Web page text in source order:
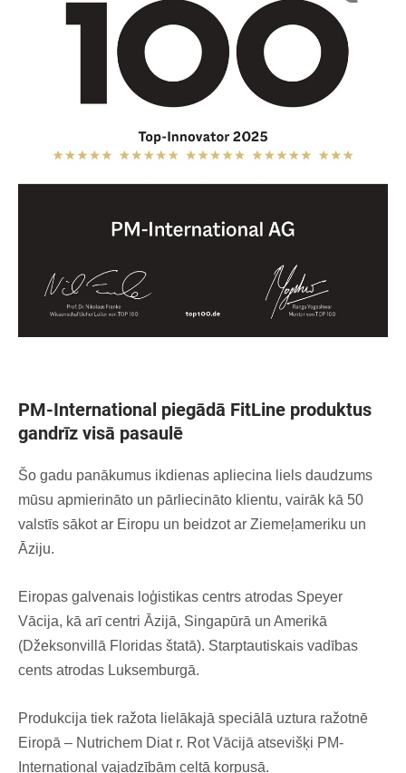
PM-International piegādā FitLine produktus
gandrīz visā pasaulē
Šo gadu panākumus ikdienas apliecina liels daudzums
mūsu apmierināto un pārliecināto klientu, vairāk kā 50
valstīs sākot ar Eiropu un beidzot ar Ziemeļameriku un
Āziju.
Eiropas galvenais loģistikas centrs atrodas Speyer
Vācija, kā arī centri Āzijā, Singapūrā un Amerikā
(Džeksonvillā Floridas štatā). Starptautiskais vadības
cents atrodas Luksemburgā.
Produkcija tiek ražota lielākajā speciālā uztura ražotnē
Eiropā – Nutrichem Diat r. Rot Vācijā atsevišķi PM-
International vajadzībām celtā korpusā.